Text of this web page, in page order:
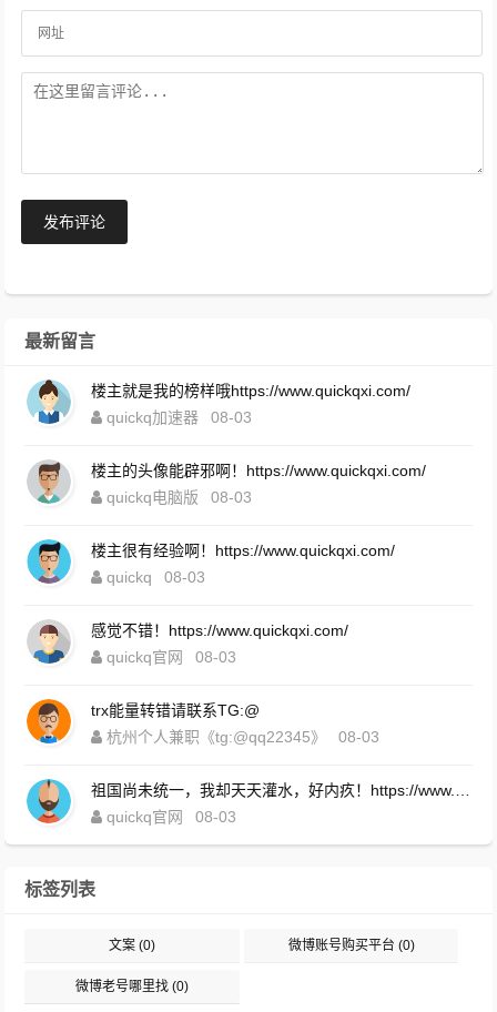
发布评论
最新留言
楼主就是我的榜样哦https://www.quickqxi.com/
quickq加速器
08-03
楼主的头像能辟邪啊！https://www.quickqxi.com/
quickq电脑版
08-03
楼主很有经验啊！https://www.quickqxi.com/
quickq
08-03
感觉不错！https://www.quickqxi.com/
quickq官网
08-03
trx能量转错请联系TG:@
杭州个人兼职《tg:@qq22345》
08-03
祖国尚未统一，我却天天灌水，好内疚！https://www.quickqxi.com/
quickq官网
08-03
标签列表
文案 (0) 微博账号购买平台 (0)
微博老号哪里找 (0)